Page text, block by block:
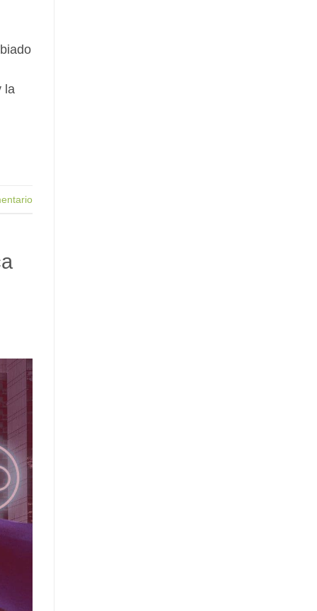
la